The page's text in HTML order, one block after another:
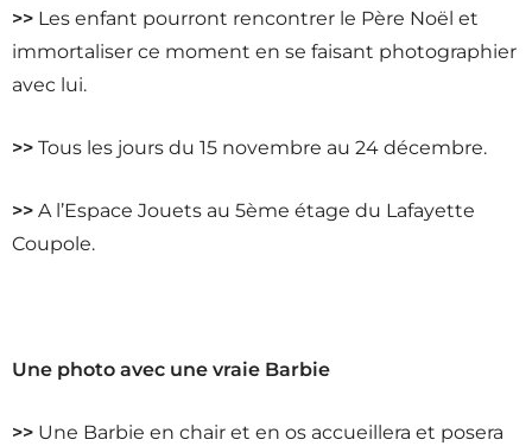
>> Les enfant pourront rencontrer le Père Noël et
immortaliser ce moment en se faisant photographier
avec lui.
>> Tous les jours du 15 novembre au 24 décembre.
>> A l’Espace Jouets au 5ème étage du Lafayette
Coupole.
Une photo avec une vraie Barbie
>> Une Barbie en chair et en os accueillera et posera